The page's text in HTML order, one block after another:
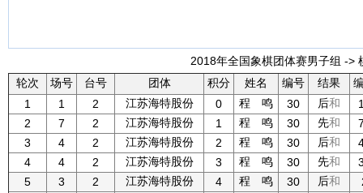
2018年全国象棋团体赛男子组 ->
轮次
场号 台号 团体 积分 姓名 编号 结果
1
1 2 江苏海特股份 0 程 鸣 30 后和
2
7 2 江苏海特股份 1 程 鸣 30 先和
3
4 2 江苏海特股份 2 程 鸣 30 后和
4
4 2 江苏海特股份 3 程 鸣 30 先和
5
3 2 江苏海特股份 4 程 鸣 30 后和